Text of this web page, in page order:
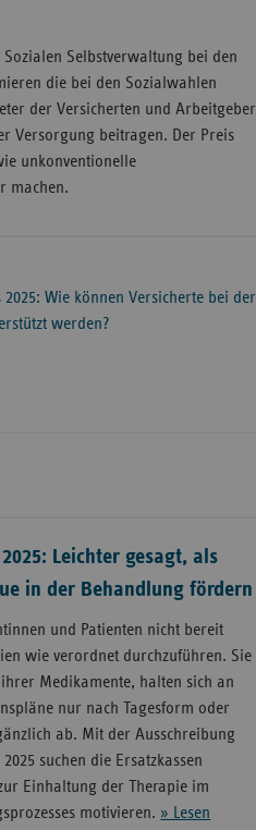
Selbstverwaltung bei den
die bei den Sozialwahlen
der Versicherten und Arbeitgeber
Versorgung beitragen. Der Preis
unkonventionelle
machen.
Wie können Versicherte bei der
werden?
Leichter gesagt, als
in der Behandlung fördern
und Patienten nicht bereit
wie verordnet durchzuführen. Sie
Medikamente, halten sich an
nur nach Tagesform oder
ab. Mit der Ausschreibung
suchen die Ersatzkassen
Einhaltung der Therapie im
motivieren. » Lesen